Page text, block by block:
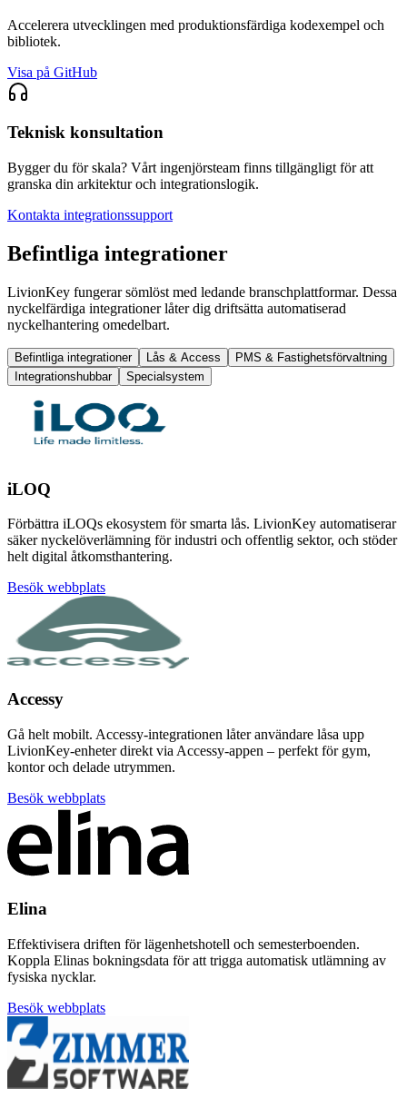
Accelerera utvecklingen med produktionsfärdiga kodexempel och
bibliotek.
Visa på GitHub
Teknisk konsultation
Bygger du för skala? Vårt ingenjörsteam finns tillgängligt för att
granska din arkitektur och integrationslogik.
Kontakta integrationssupport
Befintliga integrationer
LivionKey fungerar sömlöst med ledande branschplattformar. Dessa
nyckelfärdiga integrationer låter dig driftsätta automatiserad
nyckelhantering omedelbart.
Befintliga integrationer Lås & Access
PMS & Fastighetsförvaltning
Integrationshubbar
Specialsystem
iLOQ
Förbättra iLOQs ekosystem för smarta lås. LivionKey automatiserar
säker nyckelöverlämning för industri och offentlig sektor, och stöder
helt digital åtkomsthantering.
Besök webbplats
Accessy
Gå helt mobilt. Accessy-integrationen låter användare låsa upp
LivionKey-enheter direkt via Accessy-appen – perfekt för gym,
kontor och delade utrymmen.
Besök webbplats
Elina
Effektivisera driften för lägenhetshotell och semesterboenden.
Koppla Elinas bokningsdata för att trigga automatisk utlämning av
fysiska nycklar.
Besök webbplats